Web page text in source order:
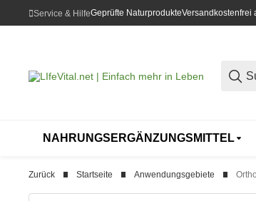
Service & HilfeGeprüfte NaturprodukteVersandkostenfrei
NAHRUNGSERGÄNZUNGSMITTEL
Zurück Startseite Anwendungsgebiete